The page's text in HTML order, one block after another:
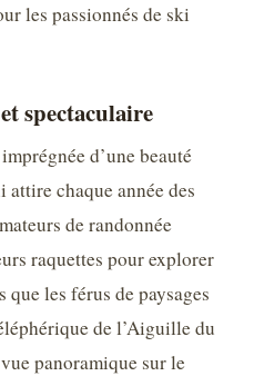
les passionnés de ski
spectaculaire
d’une beauté
chaque année des
de randonnée
raquettes pour explorer
les férus de paysages
de l’Aiguille du
panoramique sur le